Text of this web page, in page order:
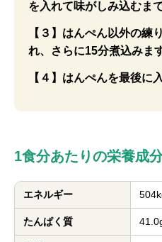
を入れて味がしみ込むま
【３】はんぺん以外の練
れ、さらに15分煮込みます
【４】はんぺんを最後に
1食分あたりの栄養成
エネルギー
たんぱく質